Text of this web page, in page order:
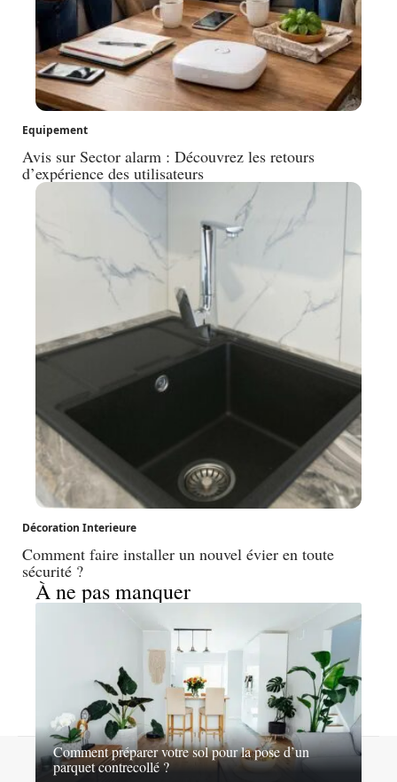
Equipement
Avis sur Sector alarm : Découvrez les retours
d’expérience des utilisateurs
Décoration Interieure
Comment faire installer un nouvel évier en toute
sécurité ?
À ne pas manquer
Comment préparer votre sol pour la pose d’un
parquet contrecollé ?
Contact Mentions légales Sitemap